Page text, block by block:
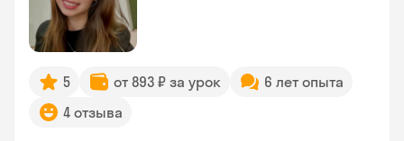
5 от 893 ₽ за урок
6 лет опыта
4 отзыва